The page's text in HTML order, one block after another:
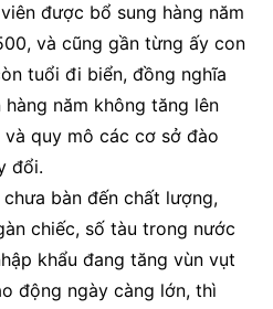
được bổ sung hàng năm
và cũng gần từng ấy con
tuổi đi biển, đồng nghĩa
năm không tăng lên
quy mô các cơ sở đào
đổi.
bàn đến chất lượng,
chiếc, số tàu trong nước
khẩu đang tăng vùn vụt
động ngày càng lớn, thì